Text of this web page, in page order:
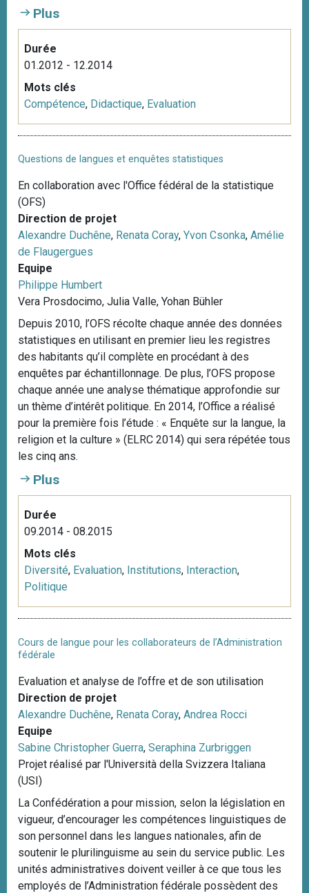
Plus
Durée
01.2012 - 12.2014
Mots clés
Compétence, Didactique, Evaluation
Questions de langues et enquêtes statistiques
En collaboration avec l'Office fédéral de la statistique
(OFS)
Direction de projet
Alexandre Duchêne, Renata Coray, Yvon Csonka, Amélie
de Flaugergues
Equipe
Philippe Humbert
Vera Prosdocimo, Julia Valle, Yohan Bühler
Depuis 2010, l’OFS récolte chaque année des données
statistiques en utilisant en premier lieu les registres
des habitants qu’il complète en procédant à des
enquêtes par échantillonnage. De plus, l’OFS propose
chaque année une analyse thématique approfondie sur
un thème d’intérêt politique. En 2014, l’Office a réalisé
pour la première fois l’étude : « Enquête sur la langue, la
religion et la culture » (ELRC 2014) qui sera répétée tous
les cinq ans.
Plus
Durée
09.2014 - 08.2015
Mots clés
Diversité, Evaluation, Institutions, Interaction,
Politique
Cours de langue pour les collaborateurs de l’Administration
fédérale
Evaluation et analyse de l’offre et de son utilisation
Direction de projet
Alexandre Duchêne, Renata Coray, Andrea Rocci
Equipe
Sabine Christopher Guerra, Seraphina Zurbriggen
Projet réalisé par l'Università della Svizzera Italiana
(USI)
La Confédération a pour mission, selon la législation en
vigueur, d’encourager les compétences linguistiques de
son personnel dans les langues nationales, afin de
soutenir le plurilinguisme au sein du service public. Les
unités administratives doivent veiller à ce que tous les
employés de l’Administration fédérale possèdent des